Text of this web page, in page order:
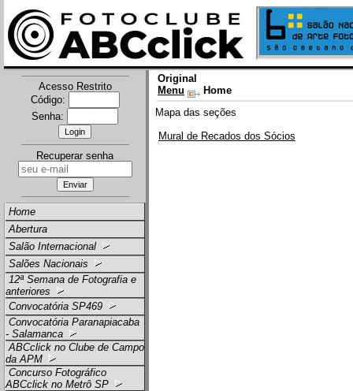
Acesso Restrito
Código:
Senha:
Recuperar senha
Home
Abertura
Salão Internacional
Salões Nacionais
12ª Semana de Fotografia e
anteriores
Convocatória SP469
Convocatória Paranapiacaba
- Salamanca
ABCclick no Clube de Campo
da APM
Concurso Fotográfico
ABCclick no Metrô SP
Original
Menu
Home
Mapa das seções
Mural de Recados dos Sócios